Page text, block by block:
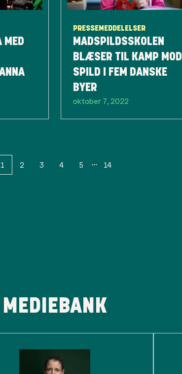
MED
PRESSEMEDDELELSER
MADSPILDSSKOLEN
BLÆSER TIL KAMP MOD
SPILD I FEM DANSKE
BYER
oktober 7, 2022
1 2 3 4 5 14
MEDIEBANK